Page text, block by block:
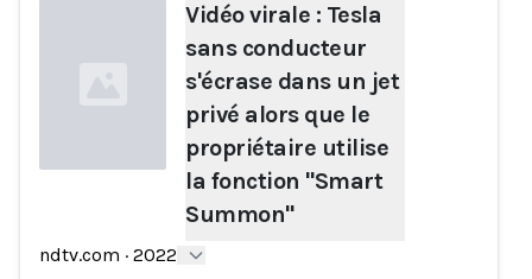
Vidéo virale : Tesla
sans conducteur
s'écrase dans un jet
privé alors que le
propriétaire utilise
la fonction "Smart
Summon"
ndtv.com · 2022